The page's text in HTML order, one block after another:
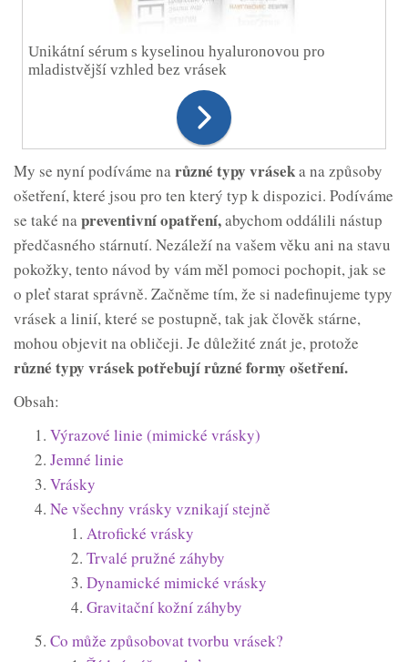
Unikátní sérum s kyselinou hyaluronovou pro
mladistvější vzhled bez vrásek
My se nyní podíváme narůzné typy vráseka na způsoby
ošetření, které jsou pro ten který typ k dispozici. Podíváme
se také napreventivní opatření,abychom oddálili nástup
předčasného stárnutí. Nezáleží na vašem věku ani na stavu
pokožky, tento návod by vám měl pomoci pochopit, jak se
o pleť starat správně. Začněme tím, že si nadefinujeme typy
vrásek a linií, které se postupně, tak jak člověk stárne,
mohou objevit na obličeji. Je důležité znát je, protože
různé typy vrásek potřebují různé formy ošetření.
Obsah:
Výrazové linie (mimické vrásky)
Jemné linie
Vrásky
Ne všechny vrásky vznikají stejně
Atrofické vrásky
Trvalé pružné záhyby
Dynamické mimické vrásky
Gravitační kožní záhyby
Co může způsobovat tvorbu vrásek?